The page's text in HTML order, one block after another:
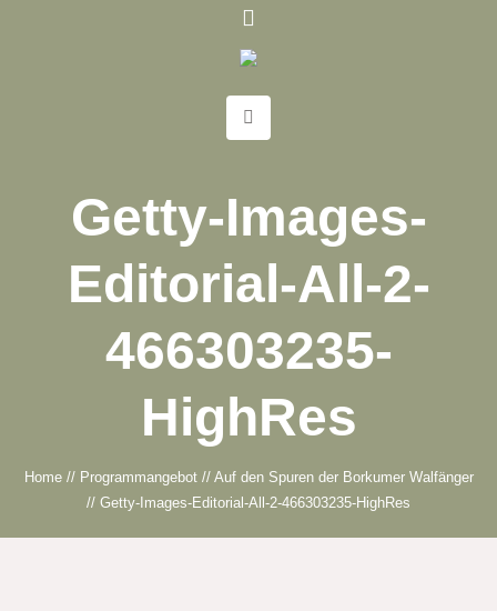
Getty-Images-
Editorial-All-2-
466303235-
HighRes
Home // Programmangebot // Auf den Spuren der Borkumer Walfänger
// Getty-Images-Editorial-All-2-466303235-HighRes